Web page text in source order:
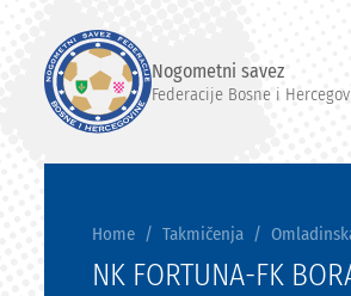
Nogometni savez
Federacije Bosne i
Home Takmičenja
NK FORTUNA-FK